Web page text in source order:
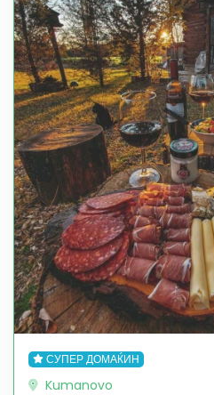
СУПЕР ДОМАЌИН
Kumanovo